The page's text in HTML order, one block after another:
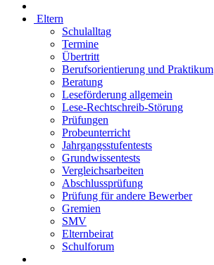
Eltern
Schulalltag
Termine
Übertritt
Berufsorientierung und Praktikum
Beratung
Leseförderung allgemein
Lese-Rechtschreib-Störung
Prüfungen
Probeunterricht
Jahrgangsstufentests
Grundwissentests
Vergleichsarbeiten
Abschlussprüfung
Prüfung für andere Bewerber
Gremien
SMV
Elternbeirat
Schulforum